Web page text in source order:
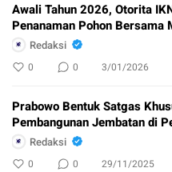
Awali Tahun 2026, Otorita
Penanaman Pohon Bersama
Redaksi
0 0 3/01/2026
Prabowo Bentuk Satgas
Pembangunan Jembatan di
Redaksi
0 0 29/11/2025